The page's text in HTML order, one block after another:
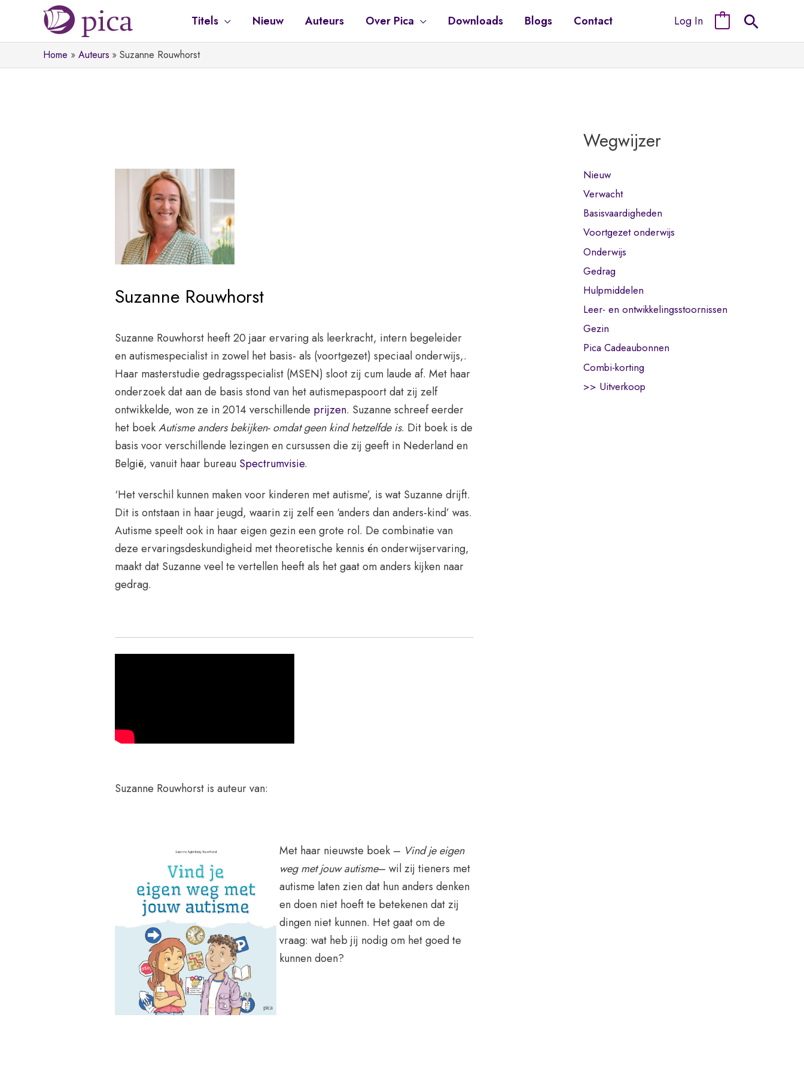
de
Titels Nieuw Auteurs Over Pica Downloads Blogs Contact Log In
Home Auteurs Suzanne Rouwhorst
Suzanne Rouwhorst
Suzanne Rouwhorst heeft 20 jaar ervaring als leerkracht, intern begeleider
en autismespecialist in zowel het basis- als (voortgezet) speciaal onderwijs,.
Haar masterstudie gedragsspecialist (MSEN) sloot zij cum laude af. Met haar
onderzoek dat aan de basis stond van het autismepaspoort dat zij zelf
ontwikkelde, won ze in 2014 verschillende prijzen. Suzanne schreef eerder
het boekAutisme anders bekijken- omdat geen kind hetzelfde is. Dit boek is de
basis voor verschillende lezingen en cursussen die zij geeft in Nederland en
België, vanuit haar bureau Spectrumvisie.
‘Het verschil kunnen maken voor kinderen met autisme’, is wat Suzanne drijft.
Dit is ontstaan in haar jeugd, waarin zij zelf een ‘anders dan anders-kind’ was.
Autisme speelt ook in haar eigen gezin een grote rol. De combinatie van
deze ervaringsdeskundigheid met theoretische kennis én onderwijservaring,
maakt dat Suzanne veel te vertellen heeft als het gaat om anders kijken naar
gedrag.
Suzanne Rouwhorst is auteur van:
Met haar nieuwste boek – Vind je eigen
weg met jouw autisme– wil zij tieners met
autisme laten zien dat hun anders denken
en doen niet hoeft te betekenen dat zij
dingen niet kunnen. Het gaat om de
vraag: wat heb jij nodig om het goed te
kunnen doen?
Wegwijzer
Nieuw
Verwacht
Basisvaardigheden
Voortgezet onderwijs
Onderwijs
Gedrag
Hulpmiddelen
Leer- en ontwikkelingsstoornissen
Gezin
Pica Cadeaubonnen
Combi-korting
>> Uitverkoop